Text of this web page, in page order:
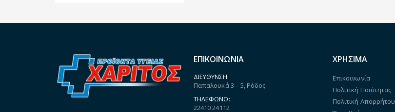
ΕΠΙΚΟΙΝΩΝΙΑ
ΔΙΕΎΘΥΝΣΗ:
Παπαλουκά 3 – 5, Ρόδος
ΤΗΛΈΦΩΝΟ:
22410 24112
ΧΡΗΣΙΜΑ
Επικοινωνία
Πολιτική Ποιότητας
Πολιτική Απορρήτου